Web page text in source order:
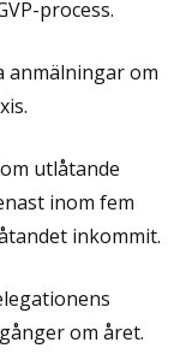
process.
anmälningar om
utlåtande
inom fem
inkommit.
om året.